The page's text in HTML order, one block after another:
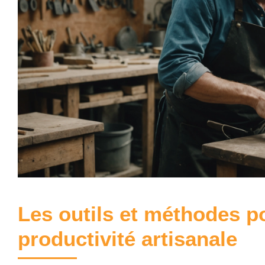
Les outils et méthodes
productivité artisanale